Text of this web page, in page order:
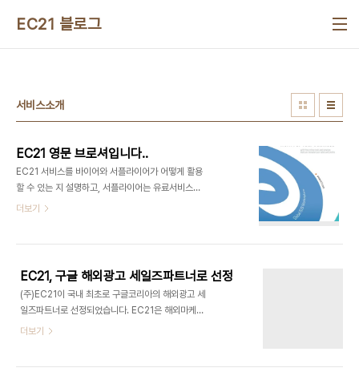
EC21 블로그
서비스소개
EC21 영문 브로셔입니다..
EC21 서비스를 바이어와 서플라이어가 어떻게 활용
할 수 있는 지 설명하고, 서플라이어는 유료서비스를
통하여 더 좋은 성과를 얻을 수 있음을 알리고, 성과
더보기
EC21, 구글 해외광고 세일즈파트너로 선정
(주)EC21이 국내 최초로 구글코리아의 해외광고 세
일즈파트너로 선정되었습니다. EC21은 해외마케팅
의 툴로 일찌감치 검색엔진의 중요성을 이해하고 특
더보기